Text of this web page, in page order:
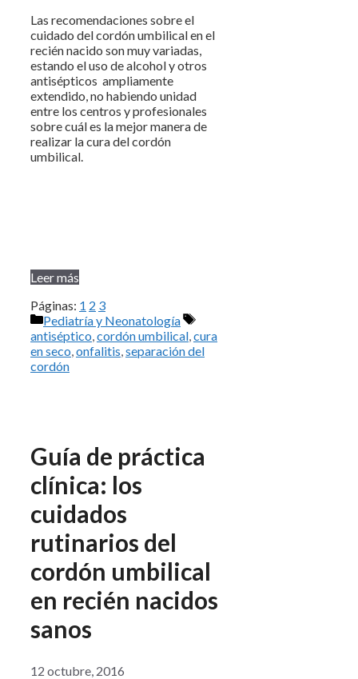
Las recomendaciones sobre el
cuidado del cordón umbilical en el
recién nacido son muy variadas,
estando el uso de alcohol y otros
antisépticos ampliamente
extendido, no habiendo unidad
entre los centros y profesionales
sobre cuál es la mejor manera de
realizar la cura del cordón
umbilical.
Leer más
Páginas: 1 2 3
Categorías
Pediatría y Neonatología
Etiquetas
antiséptico cordón umbilical cura
en seco onfalitis separación del
cordón
Guía de práctica
clínica: los
cuidados
rutinarios del
cordón umbilical
en recién nacidos
sanos
12 octubre, 2016